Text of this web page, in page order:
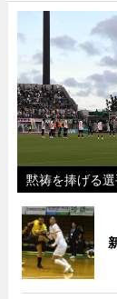
黙祷を捧げる